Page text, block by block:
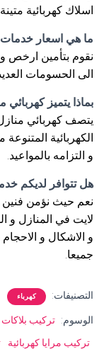
اسلاك كهربائية
ما هي اسعار
نقوم بتأمين ارخص
الى الحسومات
بماذا يتميز
يتصف كهربائي
الكهربائية
و التزامه بالمواعيد.
هل تتوافر لديكم
نعم حيث نؤمن فنين
لايت في المنازل و
و الاشكال و
جميعا.
التصنيفات: كهرباء
الوسوم: تركيب بلاكات
تركيب مرايا كهربائية